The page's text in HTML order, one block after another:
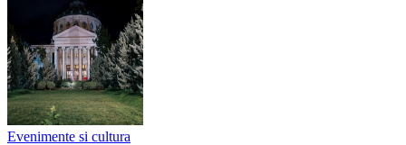
Evenimente si cultura